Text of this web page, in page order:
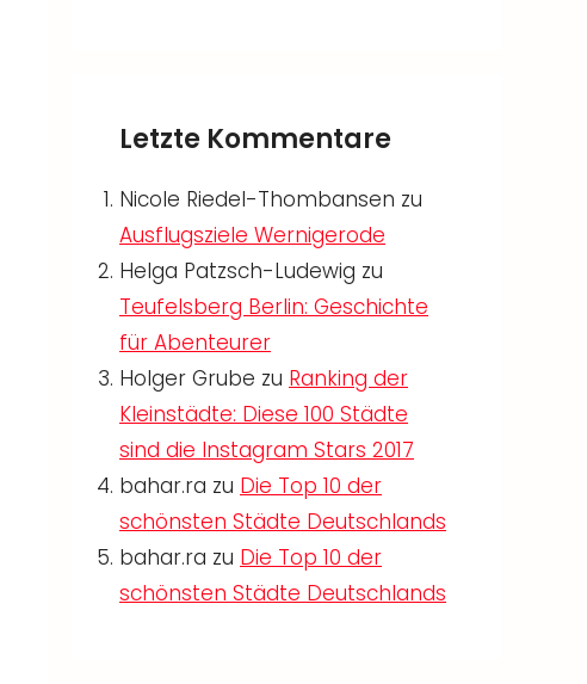
Letzte Kommentare
Nicole Riedel-Thombansen zu
Ausflugsziele Wernigerode
Helga Patzsch-Ludewig zu
Teufelsberg Berlin: Geschichte
für Abenteurer
Holger Grube zu Ranking der
Kleinstädte: Diese 100 Städte
sind die Instagram Stars 2017
bahar.ra zu Die Top 10 der
schönsten Städte Deutschlands
bahar.ra zu Die Top 10 der
schönsten Städte Deutschlands